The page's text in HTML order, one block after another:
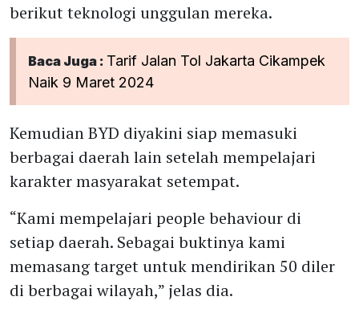
berikut teknologi unggulan mereka.
Baca Juga : Tarif Jalan Tol Jakarta Cikampek
Naik 9 Maret 2024
Kemudian BYD diyakini siap memasuki
berbagai daerah lain setelah mempelajari
karakter masyarakat setempat.
“Kami mempelajari people behaviour di
setiap daerah. Sebagai buktinya kami
memasang target untuk mendirikan 50 diler
di berbagai wilayah,” jelas dia.